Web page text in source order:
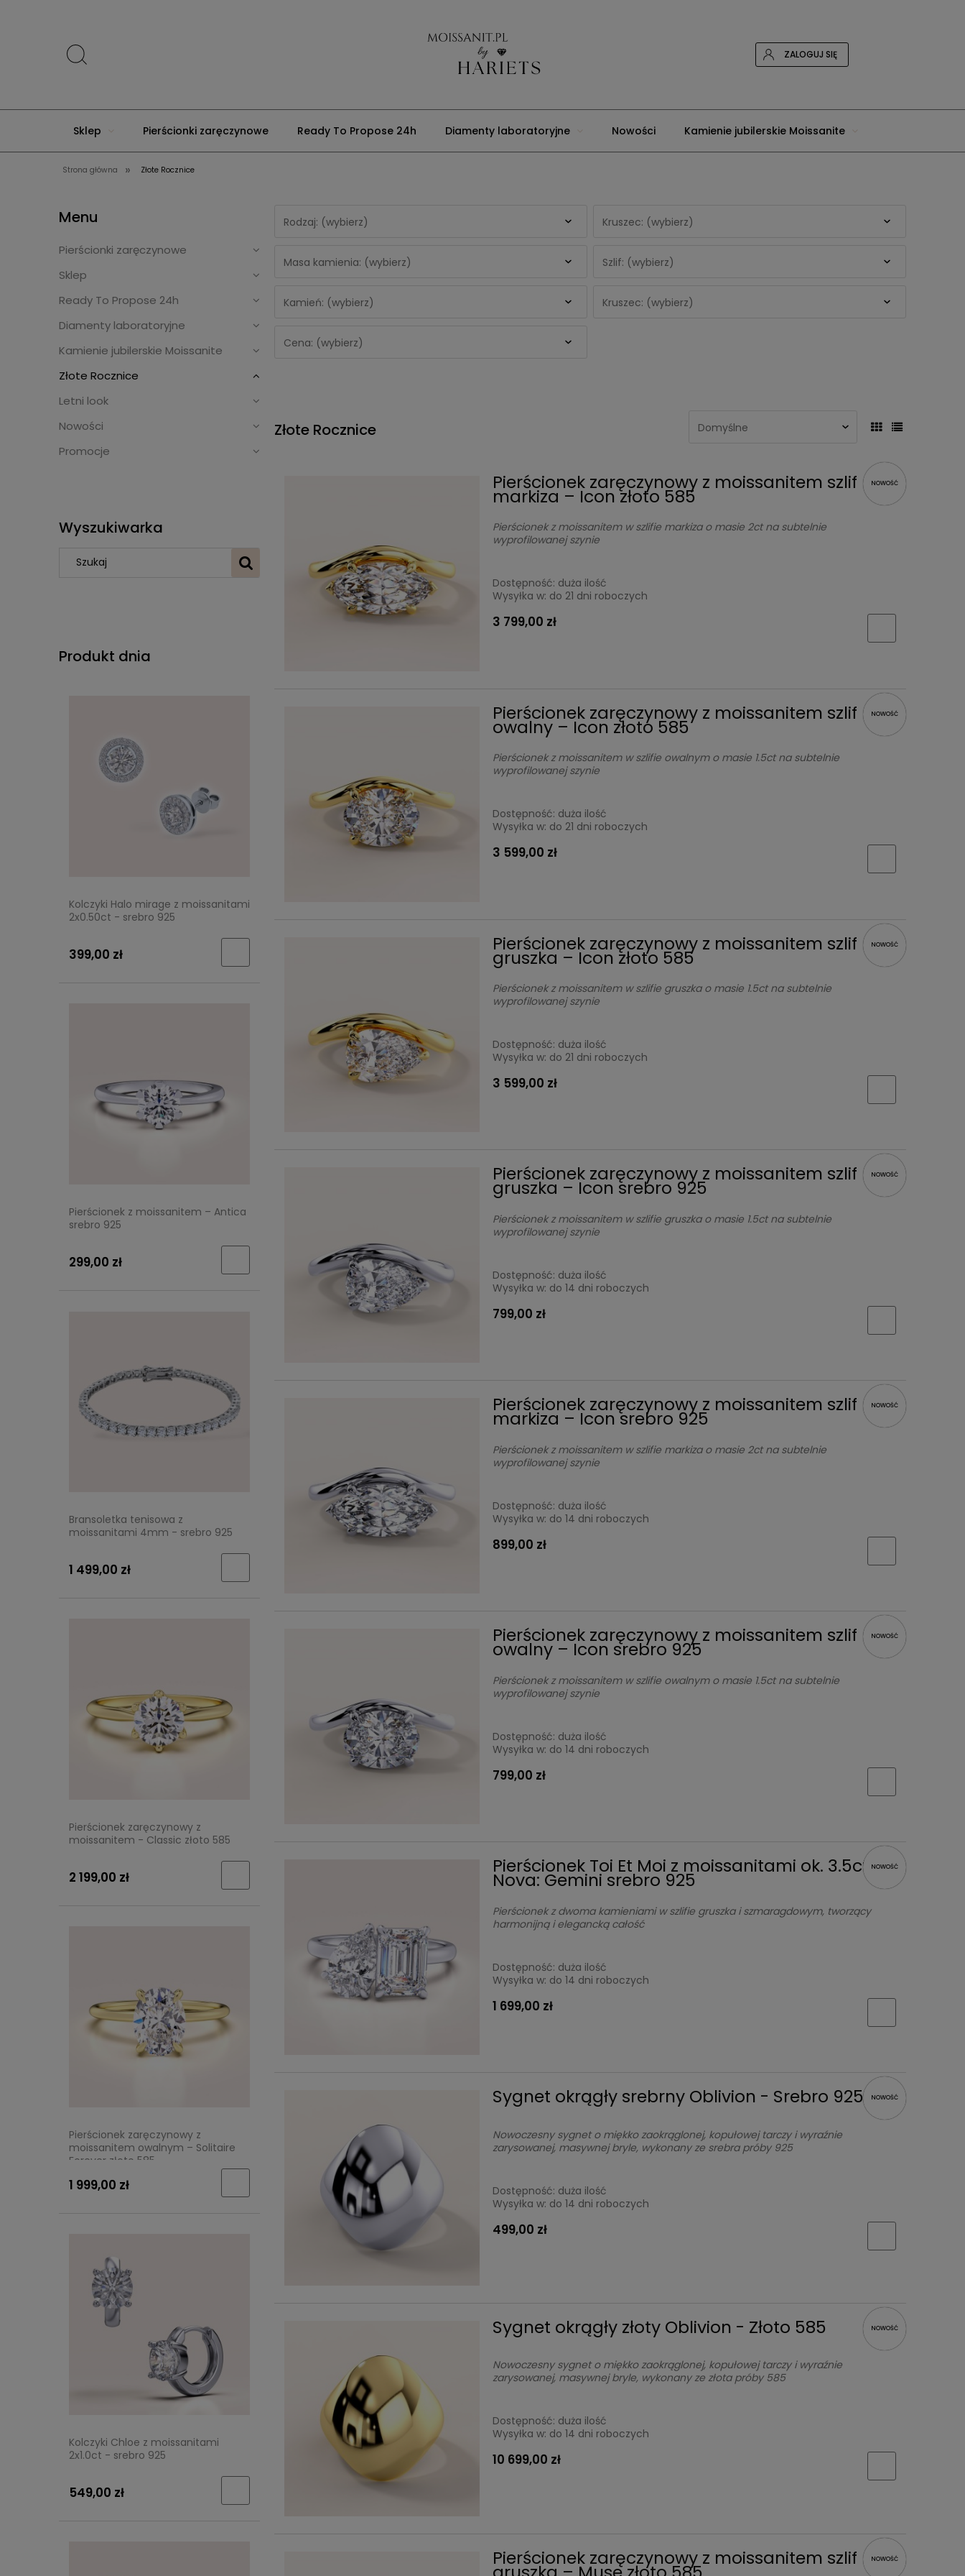
ZALOGUJ SIĘ
Sklep Pierścionki zaręczynowe Ready To Propose 24h Diamenty laboratoryjne Nowości Kamienie jubilerskie Moissanite
Menu Złote Rocznice
Strona główna » Złote Rocznice
Menu
Pierścionki zaręczynowe
Sklep
Ready To Propose 24h
Diamenty laboratoryjne
Kamienie jubilerskie Moissanite
Złote Rocznice
Letni look
Nowości
Promocje
Wyszukiwarka
Produkt dnia
Kolczyki Halo mirage z moissanitami
2x0.50ct - srebro 925
399,00 zł
Pierścionek z moissanitem – Antica
srebro 925
299,00 zł
Bransoletka tenisowa z
moissanitami 4mm - srebro 925
1 499,00 zł
Pierścionek zaręczynowy z
moissanitem - Classic złoto 585
2 199,00 zł
Pierścionek zaręczynowy z
moissanitem owalnym – Solitaire
Forever złoto 585
1 999,00 zł
Kolczyki Chloe z moissanitami
2x1.0ct - srebro 925
549,00 zł
Rodzaj: (wybierz) Kruszec: (wybierz)
Masa kamienia: (wybierz) Szlif: (wybierz)
Kamień: (wybierz) Kruszec: (wybierz)
Cena: (wybierz)
Złote Rocznice
Pierścionek zaręczynowy z moissanitem szlif
markiza – Icon złoto 585
Pierścionek z moissanitem w szlifie markiza o masie 2ct na subtelnie
wyprofilowanej szynie
Dostępność: duża ilość
Wysyłka w: do 21 dni roboczych
3 799,00 zł
NOWOŚĆ
Pierścionek zaręczynowy z moissanitem szlif
owalny – Icon złoto 585
Pierścionek z moissanitem w szlifie owalnym o masie 1.5ct na subtelnie
wyprofilowanej szynie
Dostępność: duża ilość
Wysyłka w: do 21 dni roboczych
3 599,00 zł
NOWOŚĆ
Pierścionek zaręczynowy z moissanitem szlif
gruszka – Icon złoto 585
Pierścionek z moissanitem w szlifie gruszka o masie 1.5ct na subtelnie
wyprofilowanej szynie
Dostępność: duża ilość
Wysyłka w: do 21 dni roboczych
3 599,00 zł
NOWOŚĆ
Pierścionek zaręczynowy z moissanitem szlif
gruszka – Icon srebro 925
Pierścionek z moissanitem w szlifie gruszka o masie 1.5ct na subtelnie
wyprofilowanej szynie
Dostępność: duża ilość
Wysyłka w: do 14 dni roboczych
799,00 zł
NOWOŚĆ
Pierścionek zaręczynowy z moissanitem szlif
markiza – Icon srebro 925
Pierścionek z moissanitem w szlifie markiza o masie 2ct na subtelnie
wyprofilowanej szynie
Dostępność: duża ilość
Wysyłka w: do 14 dni roboczych
899,00 zł
NOWOŚĆ
Pierścionek zaręczynowy z moissanitem szlif
owalny – Icon srebro 925
Pierścionek z moissanitem w szlifie owalnym o masie 1.5ct na subtelnie
wyprofilowanej szynie
Dostępność: duża ilość
Wysyłka w: do 14 dni roboczych
799,00 zł
NOWOŚĆ
Pierścionek Toi Et Moi z moissanitami ok. 3.5ct –
Nova: Gemini srebro 925
Pierścionek z dwoma kamieniami w szlifie gruszka i szmaragdowym, tworzący
harmonijną i elegancką całość
Dostępność: duża ilość
Wysyłka w: do 14 dni roboczych
1 699,00 zł
NOWOŚĆ
Sygnet okrągły srebrny Oblivion - Srebro 925
Nowoczesny sygnet o miękko zaokrąglonej, kopułowej tarczy i wyraźnie
zarysowanej, masywnej bryle, wykonany ze srebra próby 925
Dostępność: duża ilość
Wysyłka w: do 14 dni roboczych
499,00 zł
NOWOŚĆ
Sygnet okrągły złoty Oblivion - Złoto 585
Nowoczesny sygnet o miękko zaokrąglonej, kopułowej tarczy i wyraźnie
zarysowanej, masywnej bryle, wykonany ze złota próby 585
Dostępność: duża ilość
Wysyłka w: do 14 dni roboczych
10 699,00 zł
NOWOŚĆ
Pierścionek zaręczynowy z moissanitem szlif NOWOŚĆ